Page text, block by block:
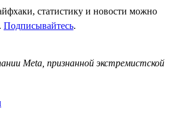
статистику и новости можно
Подписывайтесь.
Meta, признанной экстремистской